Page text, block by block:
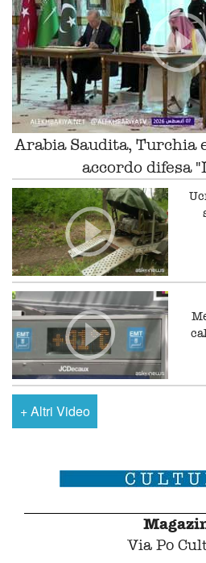
Arabia Saudita, Turchia
accordo difesa
+Altri Video
Via Po